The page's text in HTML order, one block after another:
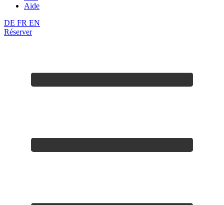
Aide
DE FR EN
Réserver